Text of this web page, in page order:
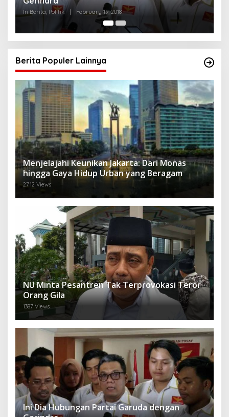
In Berita, Politik February 19, 2018
Berita Populer Lainnya
Menjelajahi Keunikan Jakarta: Dari Monas
hingga Gaya Hidup Urban yang Beragam
2712 Views
NU Minta Pesantren Tak Terprovokasi Teror
Orang Gila
1387 Views
Ini Dia Hubungan Partai Garuda dengan